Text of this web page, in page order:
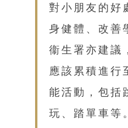
對小朋友的好
身健體、改善
衞生署亦建議
應該累積進行
能活動，包括
玩、踏單車等